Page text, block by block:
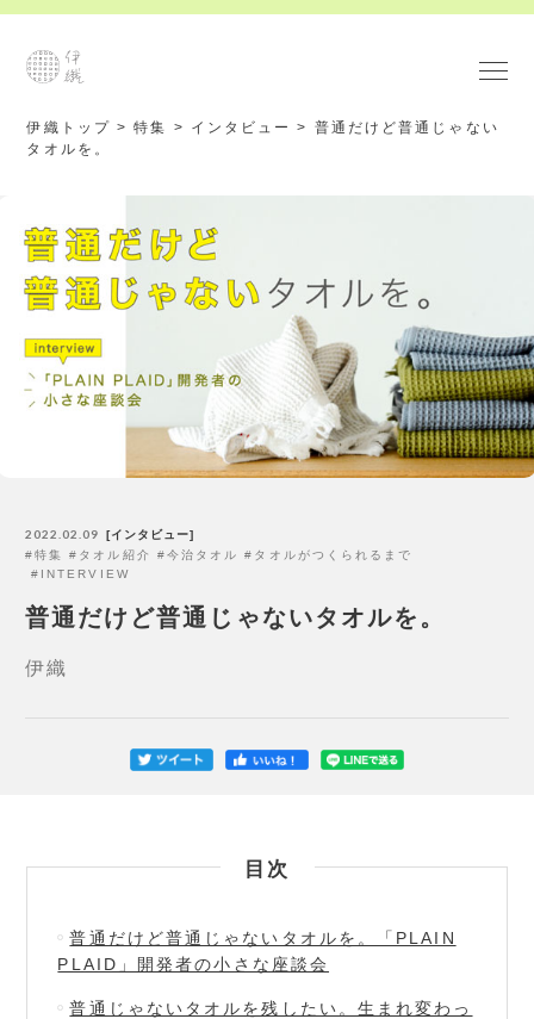
伊織トップ >特集 > インタビュー > 普通だけど普通じゃない
タオルを。
2022.02.09
インタビュー
特集
タオル紹介 今治タオル
タオルがつくられるまで
INTERVIEW
普通だけど普通じゃないタオルを。
伊織
目次
普通だけど普通じゃないタオルを。「PLAIN
PLAID」開発者の小さな座談会
普通じゃないタオルを残したい。生まれ変わっ